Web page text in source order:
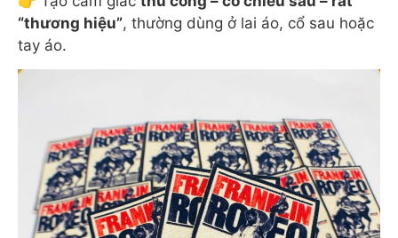
“thương hiệu”, thường dùng ở lai áo, cổ sau hoặc
tay áo.